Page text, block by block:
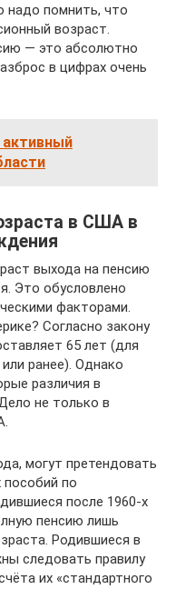
надо помнить, что
возраст.
— это абсолютно
в цифрах очень
в США в
выхода на пенсию
Это обусловлено
факторами.
Согласно закону
65 лет (для
ранее). Однако
различия в
не только в
могут претендовать
пособий по
после 1960-х
пенсию лишь
Родившиеся в
следовать правилу
их «стандартного